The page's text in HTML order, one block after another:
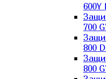
600Y
700
800
800